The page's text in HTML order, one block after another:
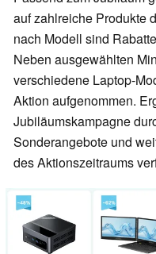
auf zahlreiche Produkte
nach Modell sind
Neben ausgewählten
verschiedene Laptop-
Aktion aufgenommen.
Jubiläumskampagne
Sonderangebote und
des Aktionszeitraums